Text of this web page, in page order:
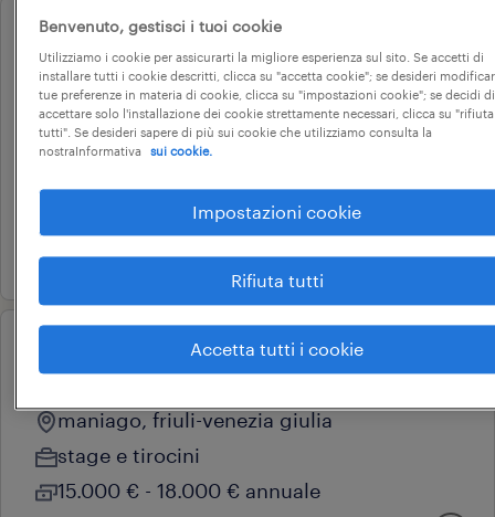
impiegato tecnico distinte base
(m/f/nb)
pordenone, friuli-venezia giulia
28.000 € - 34.000 € annuale
23 giugno 2026
stage - risorse umane
maniago, friuli-venezia giulia
stage e tirocini
15.000 € - 18.000 € annuale
Benvenuto, gestisci i tuoi cookie
Utilizziamo i cookie per assicurarti la migliore esperienza sul sito. Se accetti di
installare tutti i cookie descritti, clicca su "accetta cookie"; se desideri
tue preferenze in materia di cookie, clicca su "impostazioni cookie"; se decidi di
accettare solo l'installazione dei cookie strettamente necessari, clicca su "rifiuta
tutti". Se desideri sapere di più sui cookie che utilizziamo consulta la
nostraInformativa
sui cookie.
Impostazioni cookie
Rifiuta tutti
Accetta tutti i cookie